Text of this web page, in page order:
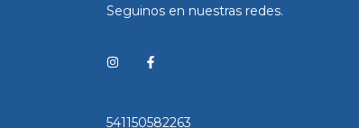
Seguinos en nuestras redes.
541150582263